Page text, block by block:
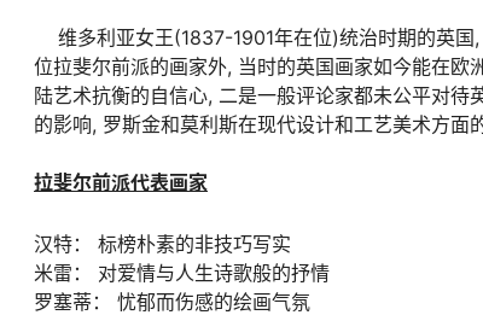
维多利亚女王(1837-1901年在位)统治时期的英国
位拉斐尔前派的画家外, 当时的英国画家如今能在
陆艺术抗衡的自信心, 二是一般评论家都未公平对
的影响, 罗斯金和莫利斯在现代设计和工艺美术方
拉斐尔前派代表画家
汉特： 标榜朴素的非技巧写实
米雷： 对爱情与人生诗歌般的抒情
罗塞蒂： 忧郁而伤感的绘画气氛